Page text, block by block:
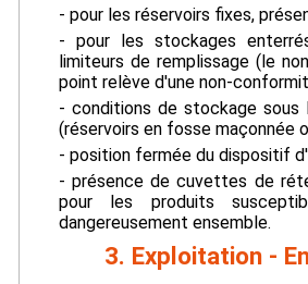
- pour les réservoirs fixes,
- pour les stockages
limiteurs de remplissage (le
point relève d'une non-
- conditions de stockage sous
(réservoirs en fosse maçonnée
- position fermée du dispositif
- présence de cuvettes de
pour les produits
dangereusement ensemble.
3. Exploitation -